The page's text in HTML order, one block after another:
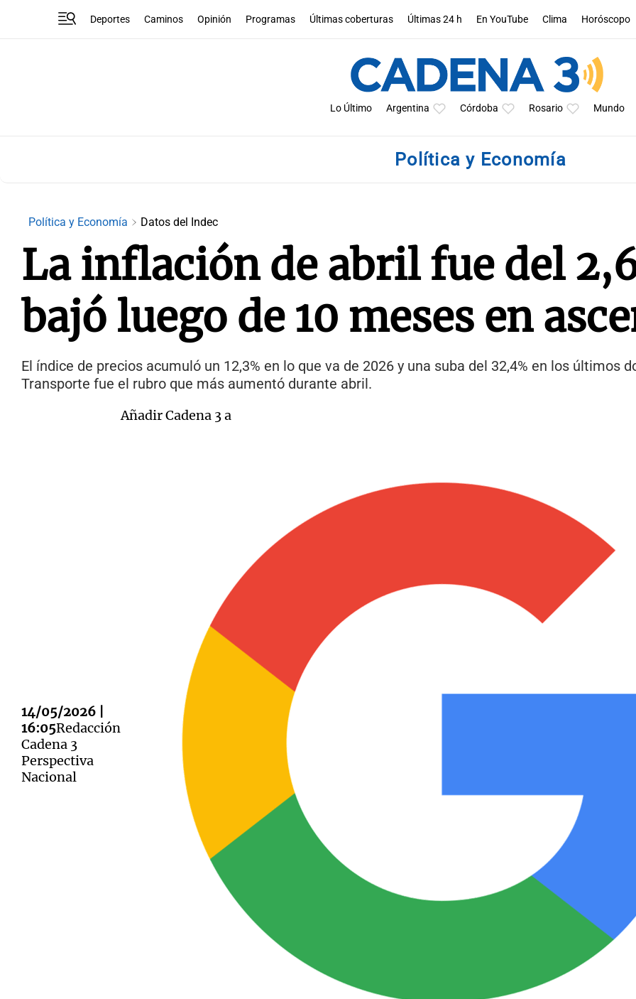
Deportes Caminos Opinión Programas Últimas coberturas Últimas 24 h En YouTube Clima Horóscopo
Lo Último Argentina Córdoba Rosario Mundo
Política y Economía
Política y Economía Datos del Indec
La inflación de abril fue del
bajó luego de 10 meses en
El índice de precios acumuló un 12,3% en lo que va de 2026 y una suba del 32,4% en los últimos
Transporte fue el rubro que más aumentó durante abril.
14/05/2026 |
16:05Redacción
Cadena 3
Perspectiva
Nacional
Añadir Cadena 3 a
Notas
Editorial
Notas
Mundial 2026 La Sole en Cadena 3